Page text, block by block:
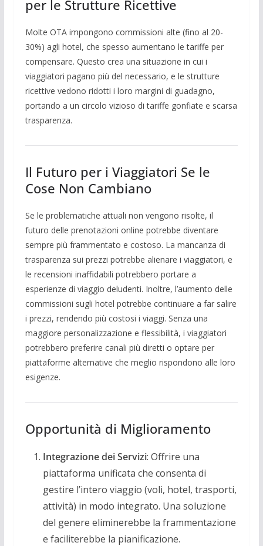
per le Strutture Ricettive
Molte OTA impongono commissioni alte (fino al 20-
30%) agli hotel, che spesso aumentano le tariffe per
compensare. Questo crea una situazione in cui i
viaggiatori pagano più del necessario, e le strutture
ricettive vedono ridotti i loro margini di guadagno,
portando a un circolo vizioso di tariffe gonfiate e scarsa
trasparenza.
Il Futuro per i Viaggiatori Se le
Cose Non Cambiano
Se le problematiche attuali non vengono risolte, il
futuro delle prenotazioni online potrebbe diventare
sempre più frammentato e costoso. La mancanza di
trasparenza sui prezzi potrebbe alienare i viaggiatori, e
le recensioni inaffidabili potrebbero portare a
esperienze di viaggio deludenti. Inoltre, l’aumento delle
commissioni sugli hotel potrebbe continuare a far salire
i prezzi, rendendo più costosi i viaggi. Senza una
maggiore personalizzazione e flessibilità, i viaggiatori
potrebbero preferire canali più diretti o optare per
piattaforme alternative che meglio rispondono alle loro
esigenze.
Opportunità di Miglioramento
Integrazione dei Servizi: Offrire una
piattaforma unificata che consenta di
gestire l’intero viaggio (voli, hotel, trasporti,
attività) in modo integrato. Una soluzione
del genere eliminerebbe la frammentazione
e faciliterebbe la pianificazione.